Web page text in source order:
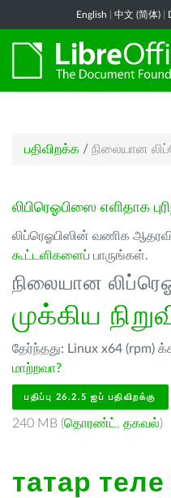
English 中文 (简体)
பதிவிறக்க / நிலையான
லிபிரெஓபிஸை எளிதாக
லிப்ரெஓபிஸின் வணிக
கூட்டளிகளைப் பாருங்கள்.
நிலையான
முக்கிய
தேர்ந்தது: Linux x64 (rpm)
மாற்றவா?
பதிப்பு 26.2.5 ஐப் பதிவிறக்கு
240 MB (தொரண்ட் , தகவல்)
татар теле